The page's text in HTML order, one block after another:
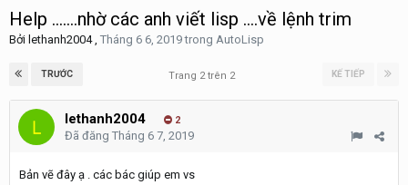
Help .......nhờ các anh viết lisp ....về lệnh trim
Bởi lethanh2004, Tháng 6 6, 2019trong AutoLisp
TRƯỚC KẾ TIẾP
Trang 2 trên 2
lethanh2004 2
Đã đăng Tháng 6 7, 2019
Bản vẽ đây ạ . các bác giúp em vs